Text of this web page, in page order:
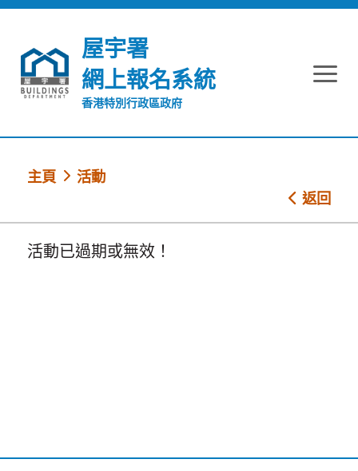
跳到內容
屋宇署
網上報名系統
香港特別行政區政府
主頁
活動
返回
活動已過期或無效！